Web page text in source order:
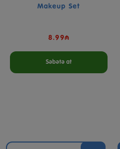
Makeup Set
8.99₼
Səbətə at